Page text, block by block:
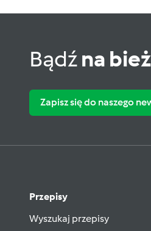
Bądźna
Zapisz się do naszego
Przepisy
Wyszukaj przepisy